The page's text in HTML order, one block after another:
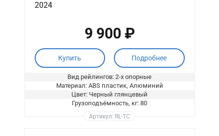
2024
9 900 ₽
Купить Подробнее
Вид рейлингов: 2-х опорные
Материал: ABS пластик, Алюминий
Цвет: Черный глянцевый
Грузоподъёмность, кг: 80
Артикул: RL-TC